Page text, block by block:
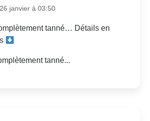
janvier à 03:50
tanné… Détails en
tanné...